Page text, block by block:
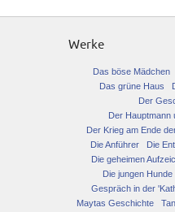
Werke
Das böse Mädchen
Das grüne Haus
Der
Der Hauptmann
Der Krieg am Ende
Die Anführer
Die
Die geheimen
Die jungen Hunde
Gespräch in der
Maytas Geschichte